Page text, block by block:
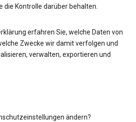
die Kontrolle darüber behalten.
erfahren Sie, welche Daten von
Zwecke wir damit verfolgen und
verwalten, exportieren und
ändern?